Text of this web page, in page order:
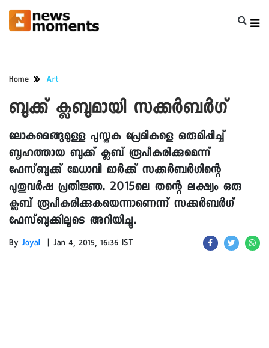
Home Art
ബുക്ക് ക്ലബുമായി സക്കർബർഗ്
ലോകമെങ്ങുമുള്ള പുസ്തക പ്രേമികളെ ഒരുമിപ്പിച്ച്
ബൃഹത്തായ ബുക്ക് ക്ലബ് രൂപീകരിക്കുമെന്ന്
ഫേസ്ബുക്ക് മേധാവി മാർക്ക് സക്കർബർഗിന്റെ
പുതുവർഷ പ്രതിജ്ഞ. 2015ലെ തന്റെ ലക്ഷ്യം ഒരു
ക്ലബ് രൂപീകരിക്കുകയെന്നാണെന്ന് സക്കർബർഗ്
ഫേസ്ബുക്കിലൂടെ അറിയിച്ചു.
By Joyal | Jan 4, 2015, 16:36 IST